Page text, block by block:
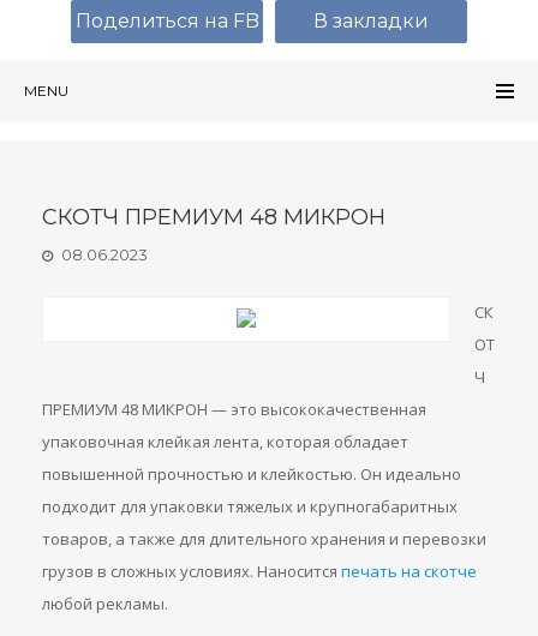
MENU
СКОТЧ ПРЕМИУМ 48 МИКРОН
08.06.2023
СК
ОТ
Ч
ПРЕМИУМ 48 МИКРОН — это высококачественная
упаковочная клейкая лента, которая обладает
повышенной прочностью и клейкостью. Он идеально
подходит для упаковки тяжелых и крупногабаритных
товаров, а также для длительного хранения и перевозки
грузов в сложных условиях. Наносится печать на скотче
любой рекламы.
Поделиться на FB В закладки